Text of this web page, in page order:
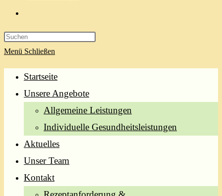
Suche
umschalten
Menü Schließen
Startseite
Unsere Angebote
Allgemeine Leistungen
Individuelle Gesundheitsleistungen
Aktuelles
Unser Team
Kontakt